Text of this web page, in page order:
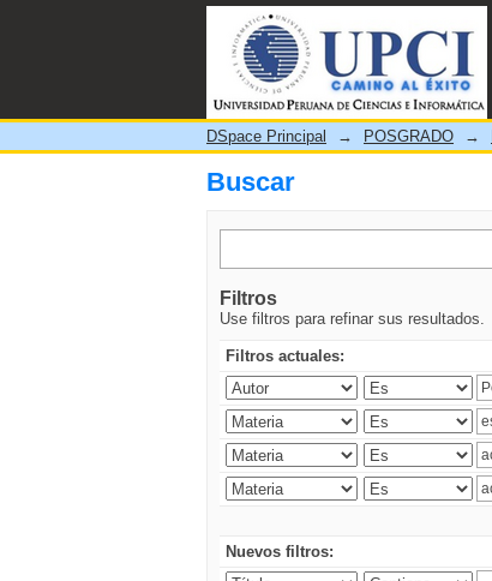
Buscar
DSpace Principal → POSGRADO →
Buscar
Filtros
Use filtros para refinar sus resultados.
Filtros actuales:
Nuevos filtros: